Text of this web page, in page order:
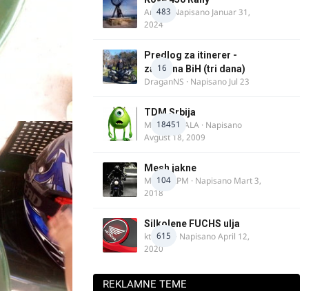
483
AnteK· Napisano Januar 31,
2024
16
Predlog za itinerer -
zapadna BiH (tri dana)
DraganNS · Napisano Jul 23
18451
TDM Srbija
MURICAMALA · Napisano
Avgust 18, 2009
104
Mesh jakne
MostarRPM · Napisano Mart 3,
2018
615
Silkolene FUCHS ulja
ktm600 · NapisanoApril 12,
2020
REKLAMNE TEME